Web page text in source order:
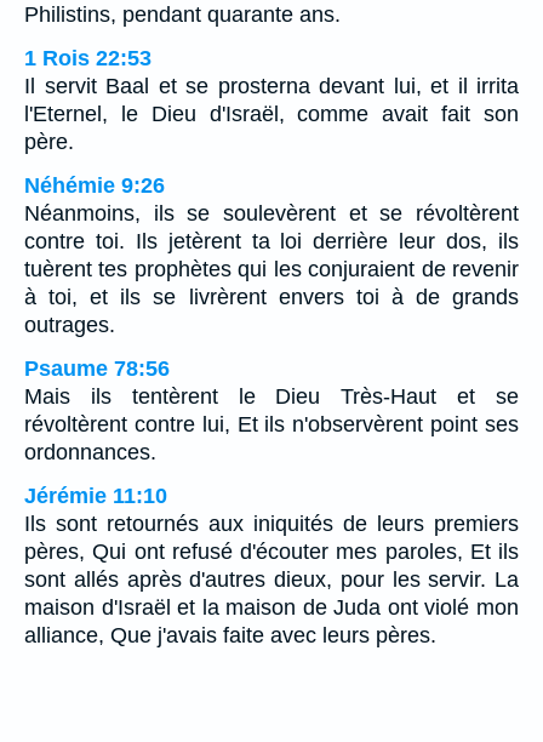
Philistins, pendant quarante ans.
1 Rois 22:53
Il servit Baal et se prosterna devant lui, et il irrita
l'Eternel, le Dieu d'Israël, comme avait fait son
père.
Néhémie 9:26
Néanmoins, ils se soulevèrent et se révoltèrent
contre toi. Ils jetèrent ta loi derrière leur dos, ils
tuèrent tes prophètes qui les conjuraient de revenir
à toi, et ils se livrèrent envers toi à de grands
outrages.
Psaume 78:56
Mais ils tentèrent le Dieu Très-Haut et se
révoltèrent contre lui, Et ils n'observèrent point ses
ordonnances.
Jérémie 11:10
Ils sont retournés aux iniquités de leurs premiers
pères, Qui ont refusé d'écouter mes paroles, Et ils
sont allés après d'autres dieux, pour les servir. La
maison d'Israël et la maison de Juda ont violé mon
alliance, Que j'avais faite avec leurs pères.